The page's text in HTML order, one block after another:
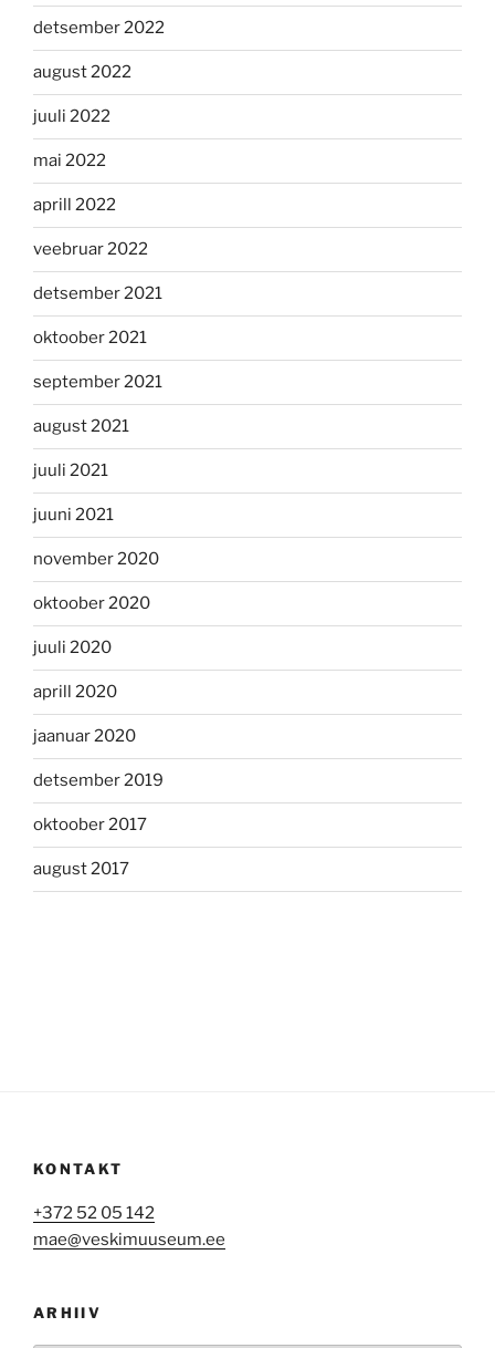
detsember 2022
august 2022
juuli 2022
mai 2022
aprill 2022
veebruar 2022
detsember 2021
oktoober 2021
september 2021
august 2021
juuli 2021
juuni 2021
november 2020
oktoober 2020
juuli 2020
aprill 2020
jaanuar 2020
detsember 2019
oktoober 2017
august 2017
KONTAKT
+372 52 05 142
mae@veskimuuseum.ee
ARHIIV